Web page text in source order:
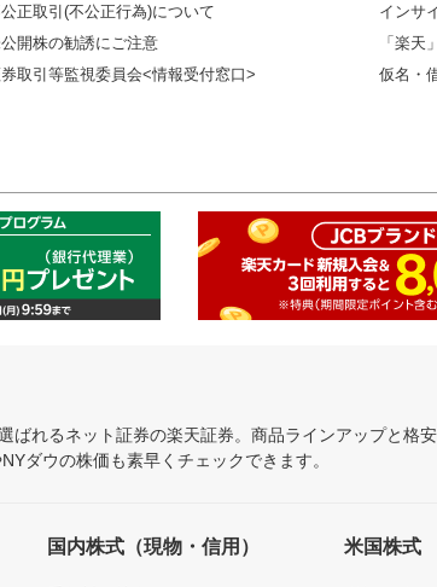
正取引(不公正行為)について
開株の勧誘にご注意
取引等監視委員会<情報受付窓口>
インサ
「楽天
仮名・
れるネット証券の楽天証券。商品ラインアップと格
ダウの株価も素早くチェックできます。
国内株式（現物・信用） 米国株式